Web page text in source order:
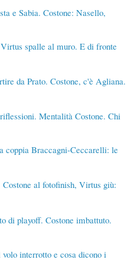
e Sabia. Costone: Nasello,
spalle al muro. E di fronte
da Prato. Costone, c'è Agliana.
Mentalità Costone. Chi
coppia Braccagni-Ceccarelli: le
al fotofinish, Virtus giù:
di playoff. Costone imbattuto.
interrotto e cosa dicono i